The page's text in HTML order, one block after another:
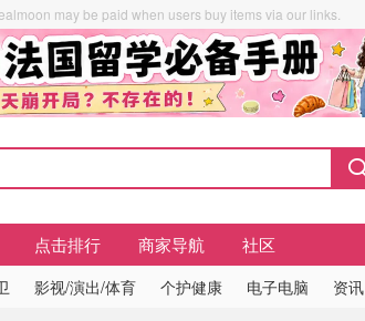
may be paid when users buy items via our links.
点击排行 商家导航 社区
影视/演出/体育 个护健康 电子电脑 资讯